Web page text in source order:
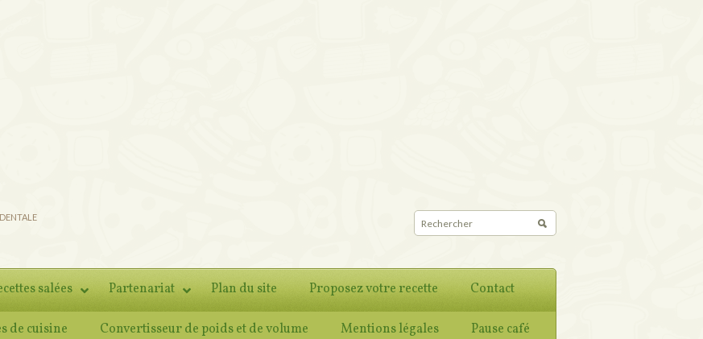
salées Partenariat Plan du site Proposez votre recette Contact
de cuisine Convertisseur de poids et de volume Mentions légales Pause café